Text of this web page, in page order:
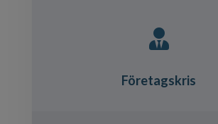

Företagskris